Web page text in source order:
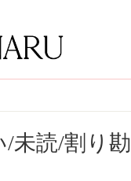
/未読/割り勘